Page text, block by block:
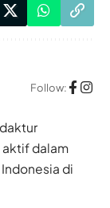
Follow:
aktif dalam
di